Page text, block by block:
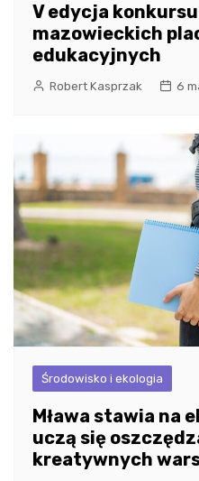
V edycja
mazowieckich
edukacyjnych
Robert Kasprzak 6
Środowisko i ekologia
Mława stawia na
uczą się
kreatywnych